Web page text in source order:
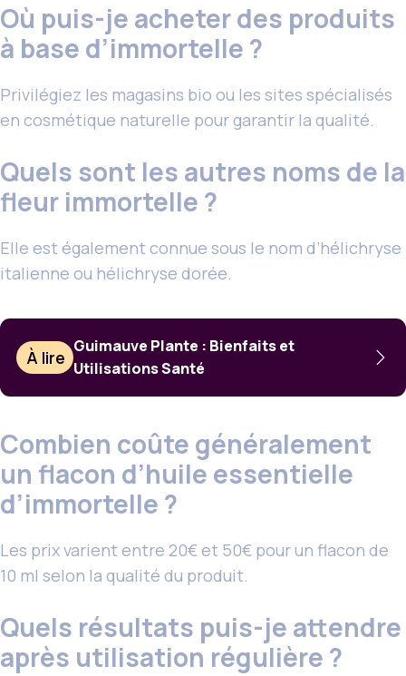
Où puis-je acheter des produits
à base d’immortelle ?
Privilégiez les magasins bio ou les sites spécialisés
en cosmétique naturelle pour garantir la qualité.
Quels sont les autres noms de la
fleur immortelle ?
Elle est également connue sous le nom d’hélichryse
italienne ou hélichryse dorée.
À lire
Guimauve Plante : Bienfaits et
Utilisations Santé
Combien coûte généralement
un flacon d’huile essentielle
d’immortelle ?
Les prix varient entre 20€ et 50€ pour un flacon de
10 ml selon la qualité du produit.
Quels résultats puis-je attendre
après utilisation régulière ?